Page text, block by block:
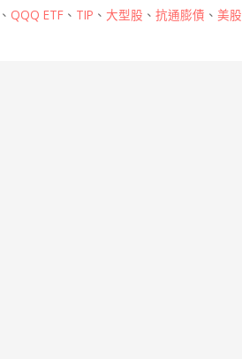
、 QQQ ETF、 TIP 、 大型股 、 抗通膨債 、 美股